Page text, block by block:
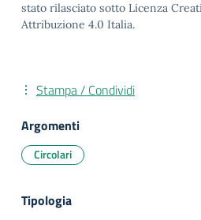
stato rilasciato sotto Licenza
Attribuzione 4.0 Italia.
Stampa / Condividi
Argomenti
Circolari
Tipologia